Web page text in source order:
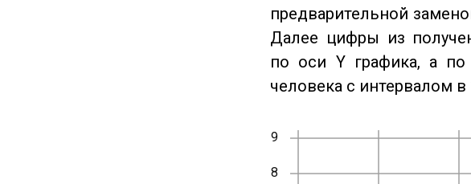
предварительной
Далее цифры из
по оси Y графика, а
человека с интервалом